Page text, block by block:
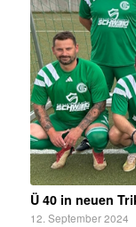
Ü 40 in neuen
12. September 2024